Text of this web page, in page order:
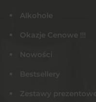
Alkohole
Okazje Cenowe !!!
Nowości
Bestsellery
Zestawy